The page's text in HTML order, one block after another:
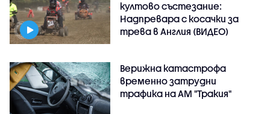
култово състезание:
Надпревара с косачки за
трева в Англия (ВИДЕО)
Верижна катастрофа
временно затрудни
трафика на АМ "Тракия"